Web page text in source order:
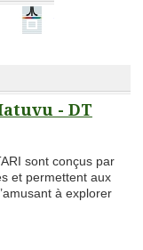
- DT
sont conçus par
et permettent aux
à explorer